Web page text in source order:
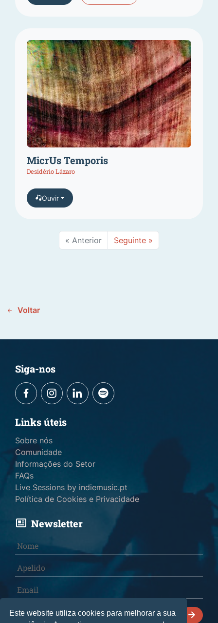
Este website utiliza cookies para melhorar a sua
MicrUs Temporis
Desidério Lázaro
Ouvir
« Anterior Seguinte »
Voltar
Siga-nos
Links úteis
Sobre nós
Comunidade
Informações do Setor
FAQs
Live Sessions by indiemusic.pt
Política de Cookies e Privacidade
Newsletter
Declaro que li e aceito aPolítica de Cookies e